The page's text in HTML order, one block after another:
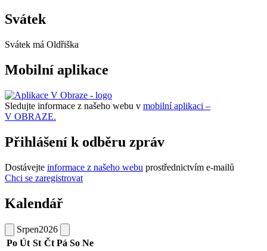
Svátek
Svátek má Oldřiška
Mobilní aplikace
Sledujte informace z našeho webu v mobilní aplikaci –
V OBRAZE.
Přihlášení k odběru zpráv
Dostávejte informace z našeho webu prostřednictvím e-mailů
Chci se zaregistrovat
Kalendář
Srpen2026
Po Út St Čt Pá So Ne